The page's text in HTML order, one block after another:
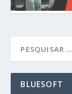
BLUESOFT